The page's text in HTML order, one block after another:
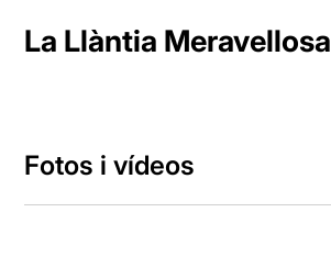
La Llàntia Meravellosa
Fotos i vídeos